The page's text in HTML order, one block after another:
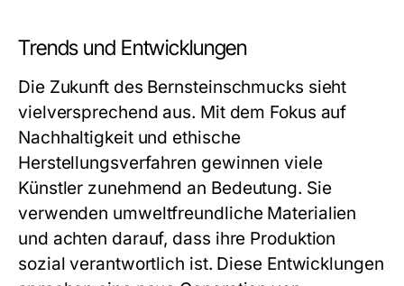
Trends und Entwicklungen
Die Zukunft des Bernsteinschmucks sieht
vielversprechend aus. Mit dem Fokus auf
Nachhaltigkeit und ethische
Herstellungsverfahren gewinnen viele
Künstler zunehmend an Bedeutung. Sie
verwenden umweltfreundliche Materialien
und achten darauf, dass ihre Produktion
sozial verantwortlich ist. Diese Entwicklungen